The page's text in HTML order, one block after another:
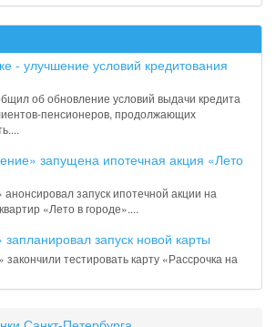
- улучшение условий кредитования
об обновление условий выдачи кредита
пенсионеров, продолжающих
запущена ипотечная акция «Лето
запуск ипотечной акции на
«Лето в городе»....
запуск новой карты
тестировать карту «Рассрочка на